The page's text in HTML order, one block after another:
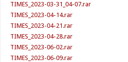
TIMES_2023-03-31_04-07.rar
TIMES_2023-04-14.rar
TIMES_2023-04-21.rar
TIMES_2023-04-28.rar
TIMES_2023-06-02.rar
TIMES_2023-06-09.rar